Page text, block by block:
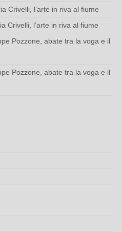
Crivelli, l’arte in riva al fiume
Crivelli, l’arte in riva al fiume
Pozzone, abate tra la voga e il
Pozzone, abate tra la voga e il